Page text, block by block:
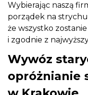
Wybierając naszą
porządek na
że wszystko
i zgodnie z
Wywóz
opróżnianie